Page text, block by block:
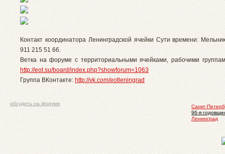
Контакт координатора Ленинградской ячейки Сути времени:
911 215 51 66.
Ветка на форуме с территориальными ячейками, рабочими
http://eot.su/board/index.php?showforum=1063
Группа ВКонтакте: http://vk.com/eotleningrad
Санкт-
96-я
Ленинград
обсудить на форуме